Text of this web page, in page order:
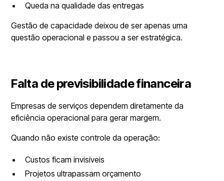
Queda na qualidade das entregas
Gestão de capacidade deixou de ser apenas uma
questão operacional e passou a ser estratégica.
Falta de previsibilidade financeira
Empresas de serviços dependem diretamente da
eficiência operacional para gerar margem.
Quando não existe controle da operação:
Custos ficam invisíveis
Projetos ultrapassam orçamento